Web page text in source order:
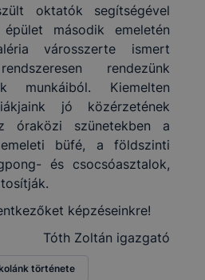
oktatók segítségével
második emeletén
városszerte ismert
rendezünk
munkáiból. Kiemelten
jó közérzetének
óraközi szünetekben a
büfé, a földszinti
és csocsóasztalok,
képzéseinkre!
Tóth Zoltán igazgató
története